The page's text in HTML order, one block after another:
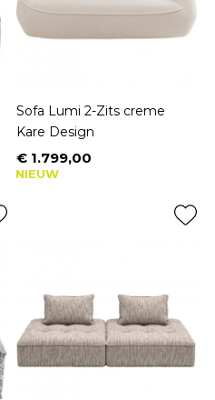
Sofa Lumi 2-Zits creme
Kare Design
Prijs
€ 1.799,00
NIEUW